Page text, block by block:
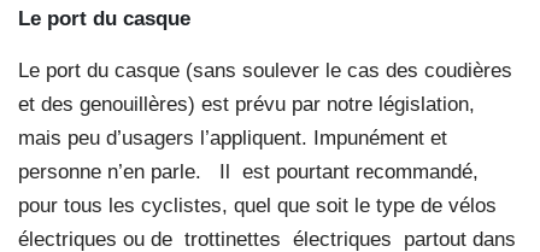
Le port du casque
Le port du casque (sans soulever le cas des coudières
et des genouillères) est prévu par notre législation,
mais peu d’usagers l’appliquent. Impunément et
personne n’en parle. Il est pourtant recommandé,
pour tous les cyclistes, quel que soit le type de vélos
électriques ou de trottinettes électriques partout dans